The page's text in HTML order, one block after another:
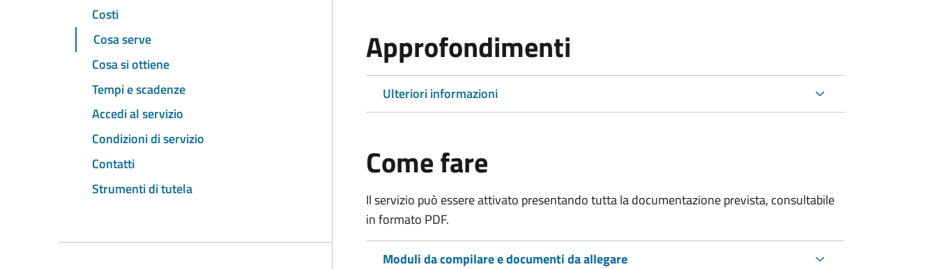
Costi
Cosa serve
Cosa si ottiene
Tempi e scadenze
Accedi al servizio
Condizioni di servizio
Contatti
Strumenti di tutela
Approfondimenti
Ulteriori informazioni
Come fare
Il servizio può essere attivato presentando tutta la documentazione prevista, consultabile
in formato PDF.
Moduli da compilare e documenti da allegare